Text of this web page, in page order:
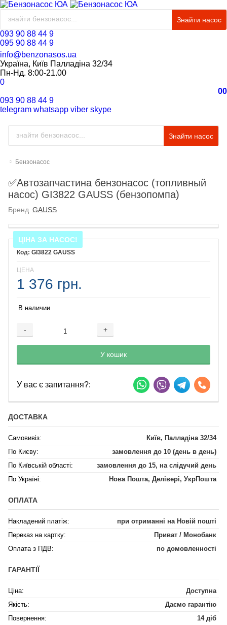
Знайти насос
093 90 88 44 9
095 90 88 44 9
info@benzonasos.ua
Україна, Київ Палладіна 32/34
Пн-Нд. 8:00-21.00
0
00
093 90 88 44 9
telegram whatsapp viber skype
Знайти насос
Бензонасос
✅Автозапчастина бензонасос (топливный
насос) GI3822 GAUSS (бензопомпа)
Бренд GAUSS
ЦІНА ЗА НАСОС!
GI3822 GAUSS
ЦЕНА
1 376 грн.
В наличии
- +
Добавляется...
У кошик
Добавлен
У вас є запитання?:
ДОСТАВКА
Самовивіз:
Київ, Палладіна 32/34
По Києву:
замовлення до 10 (день в день)
По Київській області:
замовлення до 15, на слідучий день
По Україні:
Нова Пошта, Делівері, УкрПошта
ОПЛАТА
Накладений платіж:
при отриманні на Новій пошті
Переказ на картку:
Приват / Монобанк
Оплата з ПДВ:
по домовленності
ГАРАНТІЇ
Ціна:
Доступна
Якість:
Даємо гарантію
Повернення:
14 діб